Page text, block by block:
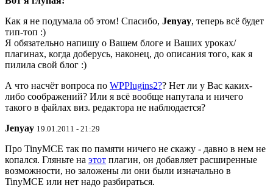
Как я не подумала об этом! Спасибо, Jenyay, теперь всё будет
тип-топ :)
Я обязательно напишу о Вашем блоге и Ваших уроках/
плагинах, когда доберусь, наконец, до описания того, как я
пилила свой блог :)
А что насчёт вопроса по WPPlugins2?? Нет ли у Вас каких-
либо соображений? Или я всё вообще напутала и ничего
такого в файлах виз. редактора не наблюдается?
Jenyay 19.01.2011 - 21:29
Про TinyMCE так по памяти ничего не скажу - давно в нем не
копался. Гляньте на этот плагин, он добавляет расширенные
возможности, но заложены ли они были изначально в
TinyMCE или нет надо разбираться.